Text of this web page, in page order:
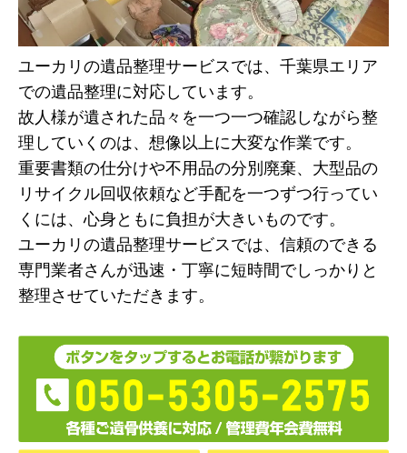
ユーカリの遺品整理サービスでは、千葉県エリア
での遺品整理に対応しています。
故人様が遺された品々を一つ一つ確認しながら整
理していくのは、想像以上に大変な作業です。
重要書類の仕分けや不用品の分別廃棄、大型品の
リサイクル回収依頼など手配を一つずつ行ってい
くには、心身ともに負担が大きいものです。
ユーカリの遺品整理サービスでは、信頼のできる
専門業者さんが迅速・丁寧に短時間でしっかりと
整理させていただきます。